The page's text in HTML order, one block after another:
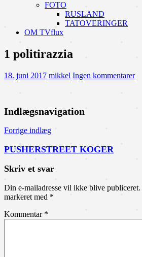
FOTO
RUSLAND
TATOVERINGER
OM TVflux
1 politirazzia
18. juni 2017 mikkel Ingen kommentarer
Indlægsnavigation
Forrige indlæg
PUSHERSTREET KOGER
Skriv et svar
Din e-mailadresse vil ikke blive publiceret.
markeret med *
Kommentar *